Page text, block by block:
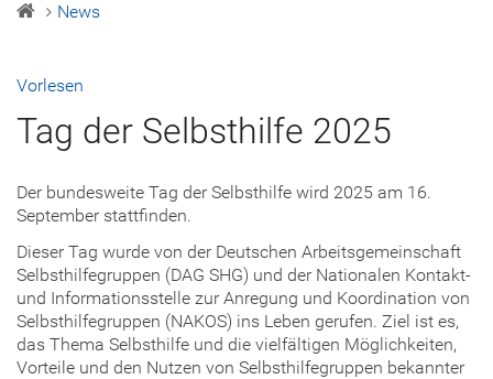
News
Vorlesen
Tag der Selbsthilfe 2025
Der bundesweite Tag der Selbsthilfe wird 2025 am 16.
September stattfinden.
Dieser Tag wurde von der Deutschen Arbeitsgemeinschaft
Selbsthilfegruppen (DAG SHG) und der Nationalen Kontakt-
und Informationsstelle zur Anregung und Koordination von
Selbsthilfegruppen (NAKOS) ins Leben gerufen. Ziel ist es,
das Thema Selbsthilfe und die vielfältigen Möglichkeiten,
Vorteile und den Nutzen von Selbsthilfegruppen bekannter